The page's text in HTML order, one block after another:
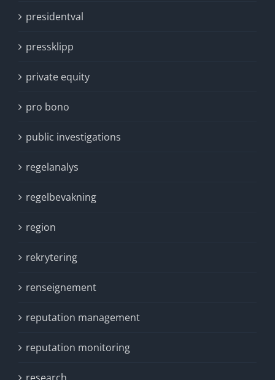
presidentval
pressklipp
private equity
pro bono
public investigations
regelanalys
regelbevakning
region
rekrytering
renseignement
reputation management
reputation monitoring